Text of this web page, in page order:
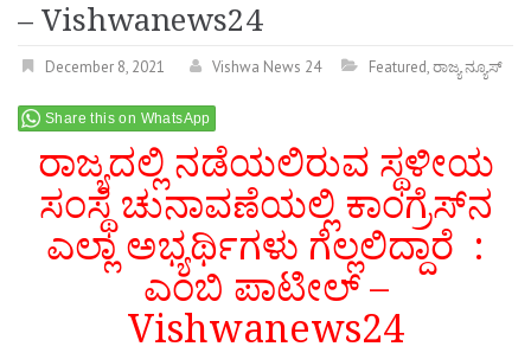
– Vishwanews24
December 8, 2021 Vishwa News 24 Featured,ರಾಜ್ಯ ನ್ಯೂಸ್
Share this on WhatsApp
ರಾಜ್ಯದಲ್ಲಿ ನಡೆಯಲಿರುವ ಸ್ಥಳೀಯ
ಸಂಸ್ಥೆ ಚುನಾವಣೆಯಲ್ಲಿ ಕಾಂಗ್ರೆಸ್‌ನ
ಎಲ್ಲಾ ಅಭ್ಯರ್ಥಿಗಳು ಗೆಲ್ಲಲಿದ್ದಾರೆ :
ಎಂಬಿ ಪಾಟೀಲ್‌ –
Vishwanews24